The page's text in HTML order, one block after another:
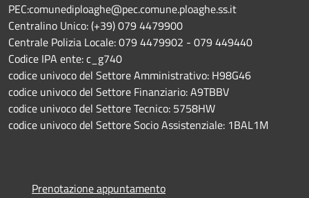
PEC:comunediploaghe@pec.comune.ploaghe.ss.it
Centralino Unico: (+39) 079 4479900
Centrale Polizia Locale: 079 4479902 - 079 449440
Codice IPA ente: c_g740
codice univoco del Settore Amministrativo: H98G46
codice univoco del Settore Finanziario: A9TBBV
codice univoco del Settore Tecnico: 5758HW
codice univoco del Settore Socio Assistenziale: 1BAL1M
Prenotazione appuntamento